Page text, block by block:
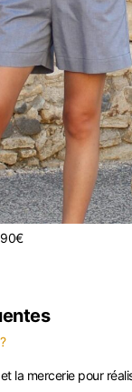
€
la mercerie pour